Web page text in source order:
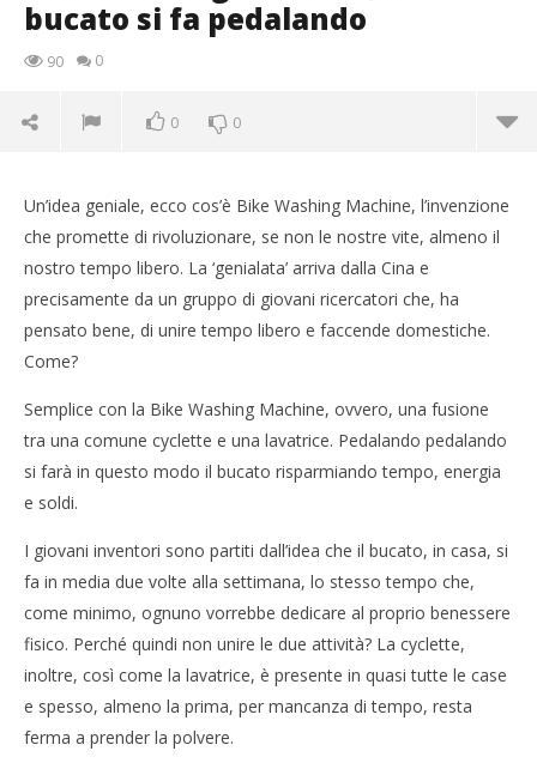
bucato si fa pedalando
90 0
0 0
NOW VIEWING
04/03/2016
letizia
Un’idea geniale, ecco cos’è Bike Washing Machine, l’invenzione
che promette di rivoluzionare, se non le nostre vite, almeno il
nostro tempo libero. La ‘genialata’ arriva dalla Cina e
precisamente da un gruppo di giovani ricercatori che, ha
pensato bene, di unire tempo libero e faccende domestiche.
Come?
Semplice con la Bike Washing Machine, ovvero, una fusione
tra una comune cyclette e una lavatrice. Pedalando pedalando
si farà in questo modo il bucato risparmiando tempo, energia
e soldi.
I giovani inventori sono partiti dall’idea che il bucato, in casa, si
fa in media due volte alla settimana, lo stesso tempo che,
come minimo, ognuno vorrebbe dedicare al proprio benessere
fisico. Perché quindi non unire le due attività? La cyclette,
inoltre, così come la lavatrice, è presente in quasi tutte le case
e spesso, almeno la prima, per mancanza di tempo, resta
ferma a prender la polvere.